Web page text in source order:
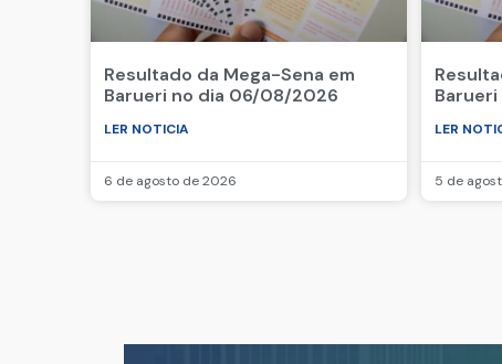
Resultado da Mega-Sena em
Barueri no dia 06/08/2026
LER NOTICIA
6 de agosto de 2026
LER
5 de